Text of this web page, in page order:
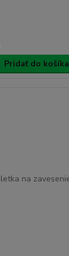
Pridať do košíka